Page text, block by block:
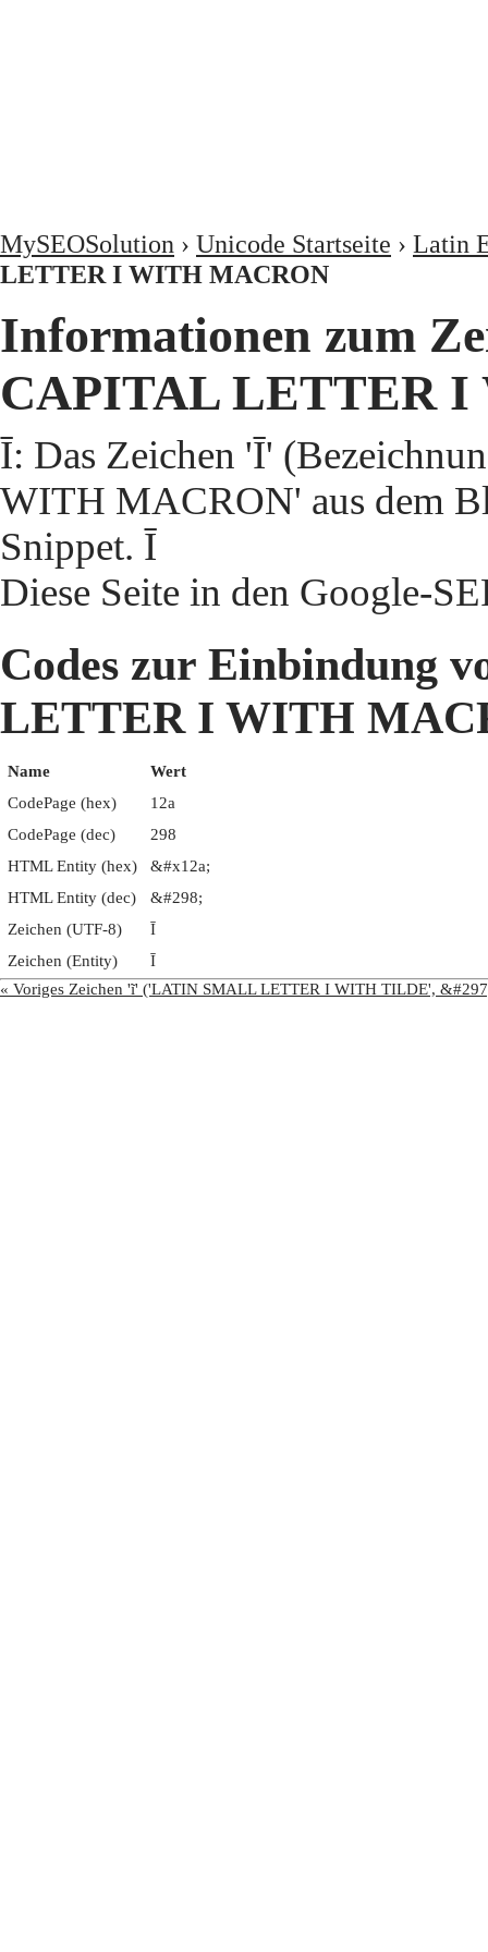
MySEOSolution › Unicode Startseite › Latin
LETTER I WITH MACRON
Informationen zum
CAPITAL LETTER
Ī: Das Zeichen 'Ī'
WITH MACRON' aus dem
Snippet. Ī
Diese Seite in den Google-
Codes zur Einbindung
LETTER I WITH
Name
Wert
CodePage (hex)
12a
CodePage (dec)
298
HTML Entity (hex)
&#x12a;
HTML Entity (dec)
&#298;
Zeichen (UTF-8)
Ī
Zeichen (Entity)
Ī
« Voriges Zeichen 'ĩ' ('LATIN SMALL LETTER I WITH TILDE',